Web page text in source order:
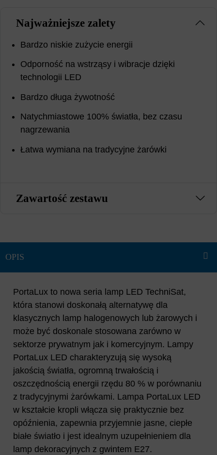
Najważniejsze zalety
Bardzo niskie zużycie energii
Odporność na wstrząsy i wibracje dzięki
technologii LED
Bardzo długa żywotność
Natychmiastowe 100% światła, bez czasu
nagrzewania
Łatwa wymiana na tradycyjne żarówki
Zawartość zestawu
PortaLux to nowa seria lamp LED TechniSat,
która stanowi doskonałą alternatywę dla
klasycznych lamp halogenowych lub żarowych i
może być doskonale stosowana zarówno w
sektorze prywatnym jak i komercyjnym. Lampy
PortaLux LED charakteryzują się wysoką
jakością światła, ogromną trwałością i
oszczędnością energii rzędu 80 % w porównaniu
z tradycyjnymi żarówkami. Lampa PortaLux LED
w kształcie kropli włącza się praktycznie bez
opóźnienia, zapewnia przyjemnie jasne, ciepłe
białe światło i jest idealnym uzupełnieniem dla
lamp dekoracyjnych z gwintem E27.